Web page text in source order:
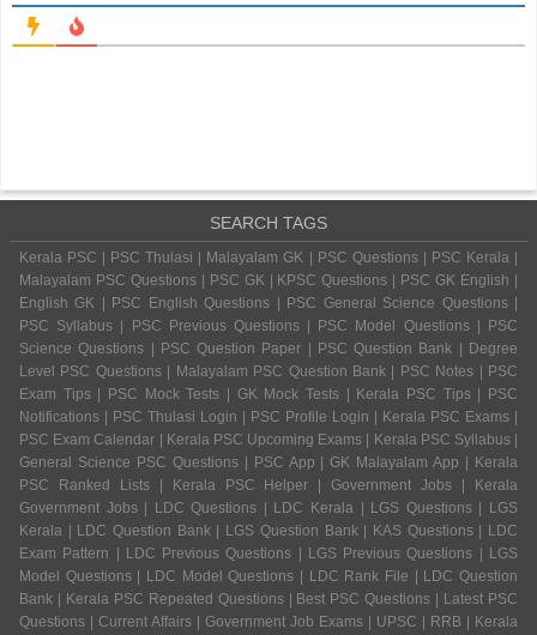
SEARCH TAGS
Kerala PSC | PSC Thulasi | Malayalam GK | PSC Questions | PSC Kerala |
Malayalam PSC Questions | PSC GK | KPSC Questions | PSC GK English |
English GK | PSC English Questions | PSC General Science Questions |
PSC Syllabus | PSC Previous Questions | PSC Model Questions | PSC
Science Questions | PSC Question Paper | PSC Question Bank | Degree
Level PSC Questions | Malayalam PSC Question Bank | PSC Notes | PSC
Exam Tips | PSC Mock Tests | GK Mock Tests | Kerala PSC Tips | PSC
Notifications | PSC Thulasi Login | PSC Profile Login | Kerala PSC Exams |
PSC Exam Calendar | Kerala PSC Upcoming Exams | Kerala PSC Syllabus |
General Science PSC Questions | PSC App | GK Malayalam App | Kerala
PSC Ranked Lists | Kerala PSC Helper | Government Jobs | Kerala
Government Jobs | LDC Questions | LDC Kerala | LGS Questions | LGS
Kerala | LDC Question Bank | LGS Question Bank | KAS Questions | LDC
Exam Pattern | LDC Previous Questions | LGS Previous Questions | LGS
Model Questions | LDC Model Questions | LDC Rank File | LDC Question
Bank | Kerala PSC Repeated Questions | Best PSC Questions | Latest PSC
Questions | Current Affairs | Government Job Exams | UPSC | RRB | Kerala